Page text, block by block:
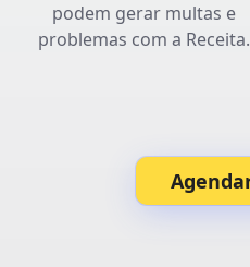
podem gerar multas e
problemas com a Receita.